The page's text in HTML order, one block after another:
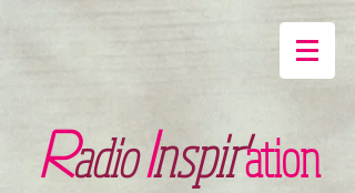
RadioInspir'ation